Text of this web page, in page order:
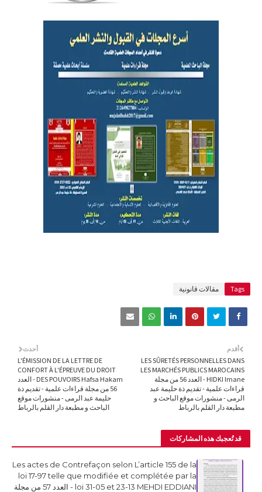
Tags مقالات قانونية
أحدث
L'ÉMISSION DE LA LETTRE DE
CONFORT À L'ÉPREUVE DU DROIT
DES POUVOIRS Hafsa Hakam - العدد
56 من مجلة قراءات علمية - تقديم ذة
حليمة عبد الرمى - منشورات موقع
الباحث و مطبعة دار القلم بالرباط
أقدم
LES SÛRETÉS PERSONNELLES DANS
LES MARCHÉS PUBLICS MAROCAINS
HIDKI Imane - العدد 56 من مجلة
قراءات علمية - تقديم ذة حليمة عبد
الرمى - منشورات موقع الباحث و
مطبعة دار القلم بالرباط
قد تُعجبك هذه المشاركات
Les actes de Contrefaçon selon L’article 155 de la
loi 17-97 telle que modifiée et complétée par la
loi 31-05 et 23-13 MEHDI EDDIANI - العدد 57 من مجلة